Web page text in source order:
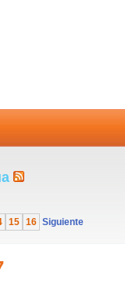
15 16 Siguiente